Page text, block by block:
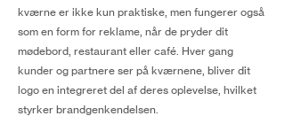
kværne er ikke kun praktiske, men fungerer også
som en form for reklame, når de pryder dit
mødebord, restaurant eller café. Hver gang
kunder og partnere ser på kværnene, bliver dit
logo en integreret del af deres oplevelse, hvilket
styrker brandgenkendelsen.